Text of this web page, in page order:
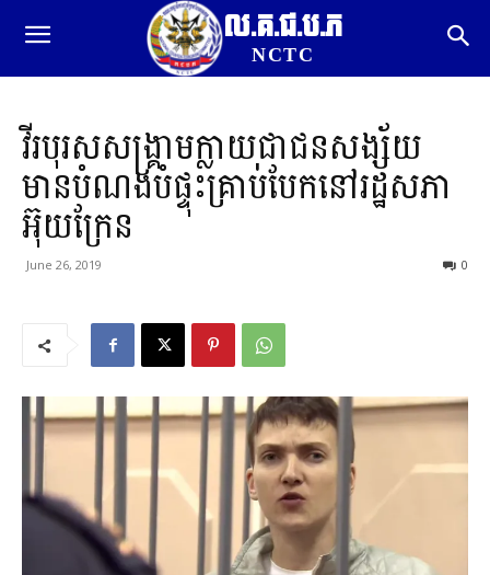
ល.គ.ជ.ប.ភ
NCTC
វីរបុរសសង្រ្គាមក្លាយជាជនសង្ស័យ
មានបំណងបំផ្ទុះគ្រាប់បែកនៅរដ្ឋសភា
អ៊ុយក្រែន
June 26, 2019 0